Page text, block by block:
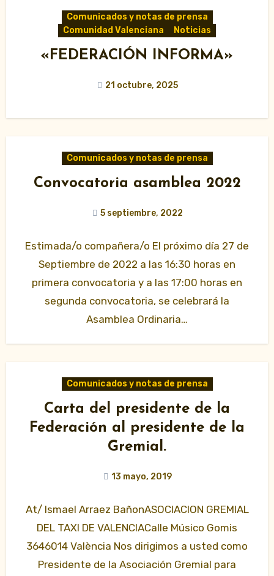
Comunicados y notas de prensa
Comunidad Valenciana
Noticias
«FEDERACIÓN INFORMA»
21 octubre, 2025
Comunicados y notas de prensa
Convocatoria asamblea 2022
5 septiembre, 2022
Estimada/o compañera/o El próximo día 27 de
Septiembre de 2022 a las 16:30 horas en
primera convocatoria y a las 17:00 horas en
segunda convocatoria, se celebrará la
Asamblea Ordinaria…
Comunicados y notas de prensa
Carta del presidente de la
Federación al presidente de la
Gremial.
13 mayo, 2019
At/ Ismael Arraez BañonASOCIACION GREMIAL
DEL TAXI DE VALENCIACalle Músico Gomis
3646014 València Nos dirigimos a usted como
Presidente de la Asociación Gremial para